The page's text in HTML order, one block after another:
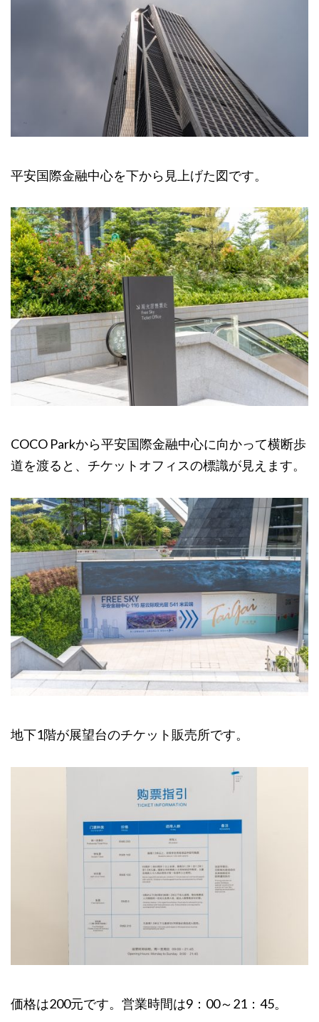
平安国際金融中心を下から見上げた図です。
COCO Parkから平安国際金融中心に向かって横断歩
道を渡ると、チケットオフィスの標識が見えます。
地下1階が展望台のチケット販売所です。
価格は200元です。営業時間は9：00～21：45。